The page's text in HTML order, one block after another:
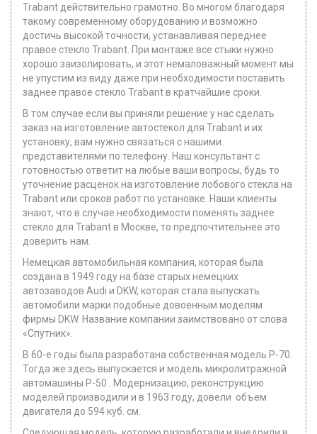
Trabant действительно грамотно. Во многом благодаря
такому современному оборудованию и возможно
достичь высокой точности, устанавливая переднее
правое стекло Trabant. При монтаже все стыки нужно
хорошо заизолировать, и этот немаловажный момент мы
не упустим из виду даже при необходимости поставить
заднее правое стекло Trabant в кратчайшие сроки.
В том случае если вы приняли решение у нас сделать
заказ на изготовление автостекол для Trabant и их
установку, вам нужно связаться с нашими
представителями по телефону. Наш консультант с
готовностью ответит на любые ваши вопросы, будь то
уточнение расценок на изготовление лобового стекла на
Trabant или сроков работ по установке. Наши клиенты
знают, что в случае необходимости поменять заднее
стекло для Trabant в Москве, то предпочтительнее это
доверить нам.
Немецкая автомобильная компания, которая была
создана в 1949 году на базе старых немецких
автозаводов Audi и DKW, которая стала выпускать
автомобили марки подобные довоенным моделям
фирмы DKW. Название компании заимствовано от слова
«Спутник».
В 60-е годы была разработана собственная модель Р-70.
Тогда же здесь выпускается и модель микролитражной
автомашины Р-50 . Модернизацию, реконструкцию
моделей производили и в 1963 году, довели объем
двигателя до 594 куб. см.